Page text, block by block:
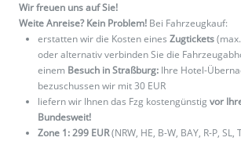
Wir freuen uns auf Sie!
Weite Anreise? Kein Problem! Bei Fahrzeugkauf:
erstatten wir die Kosten eines Zugtickets
oder alternativ verbinden Sie die
einem Besuch in Straßburg: Ihre Hotel-
bezuschussen wir mit 30 EUR
liefern wir Ihnen das Fzg kostengünstig vor
Bundesweit!
Zone 1: 299 EUR(NRW, HE, B-W, BAY, R-P, SL,